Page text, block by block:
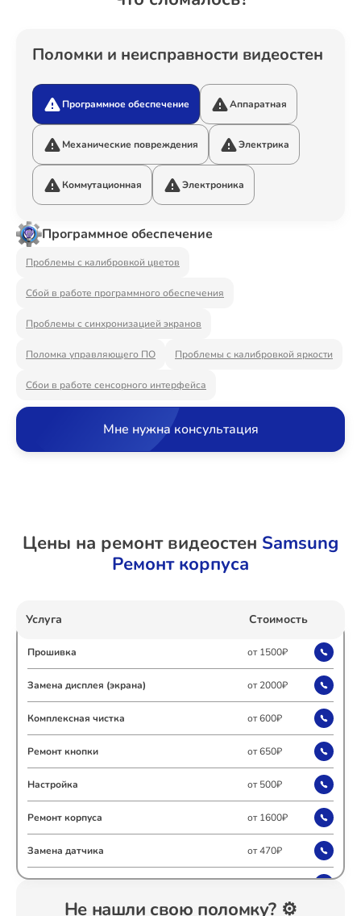
Поломки и неисправности видеостен
Программное обеспечение Аппаратная
Механические повреждения Электрика
Коммутационная Электроника
Программное обеспечение
Проблемы с калибровкой цветов
Сбой в работе программного обеспечения
Проблемы с синхронизацией экранов
Поломка управляющего ПО Проблемы с калибровкой яркости
Сбои в работе сенсорного интерфейса
Мне нужна консультация
Цены на ремонт видеостен Samsung
Ремонт корпуса
Услуга Стоимость
Прошивка от 1500₽
Замена дисплея (экрана) от 2000₽
Комплексная чистка от 600₽
Ремонт кнопки от 650₽
Настройка от 500₽
Ремонт корпуса от 1600₽
Замена датчика от 470₽
Замена шнура от 600₽
Не нашли свою поломку? ⚙️
Ремонт Варочных панелей
Ремонт Акустических систем
Ремонт Видеостен
Ремонт Водонагревателей
Ремонт Вытяжек
Ремонт Морозильных камер
Ремонт Кондиционеров
Ремонт Сушильных машин